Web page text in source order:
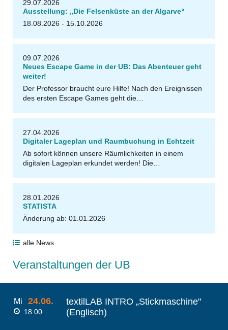
29.07.2026
Ausstellung: „Die Felsenküste an der Algarve“
18.08.2026 - 15.10.2026
09.07.2026
Neues Escape Game in der UB: Das Abenteuer geht
weiter!
Der Professor braucht eure Hilfe! Nach den Ereignissen
des ersten Escape Games geht die…
27.04.2026
Digitaler Lageplan und Raumbuchung in Echtzeit
Ab sofort können unsere Räumlichkeiten in einem
digitalen Lageplan erkundet werden! Die…
28.01.2026
STATISTA
Änderung ab: 01.01.2026
alle News
Veranstaltungen der UB
Mi 24.06.
18:00
textilLAB INTRO „Stickmaschine"
(Englisch)